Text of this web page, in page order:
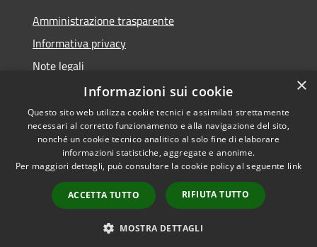
Amministrazione trasparente
Informativa privacy
Note legali
Dichiarazione di accessibilità
RSS
Accessibilità
Copyright © 2026 • Comune di
Municipium•
Accesso
redazione
×
Informazioni sui cookie
Questo sito web utilizza cookie tecnici e assimilati strettamente
necessari al corretto funzionamento e alla navigazione del sito,
nonché un cookie tecnico analitico al solo fine di elaborare
informazioni statistiche, aggregate e anonime.
Per maggiori dettagli, può consultare la cookie policy al seguente link
ACCETTA TUTTO RIFIUTA TUTTO
MOSTRA DETTAGLI